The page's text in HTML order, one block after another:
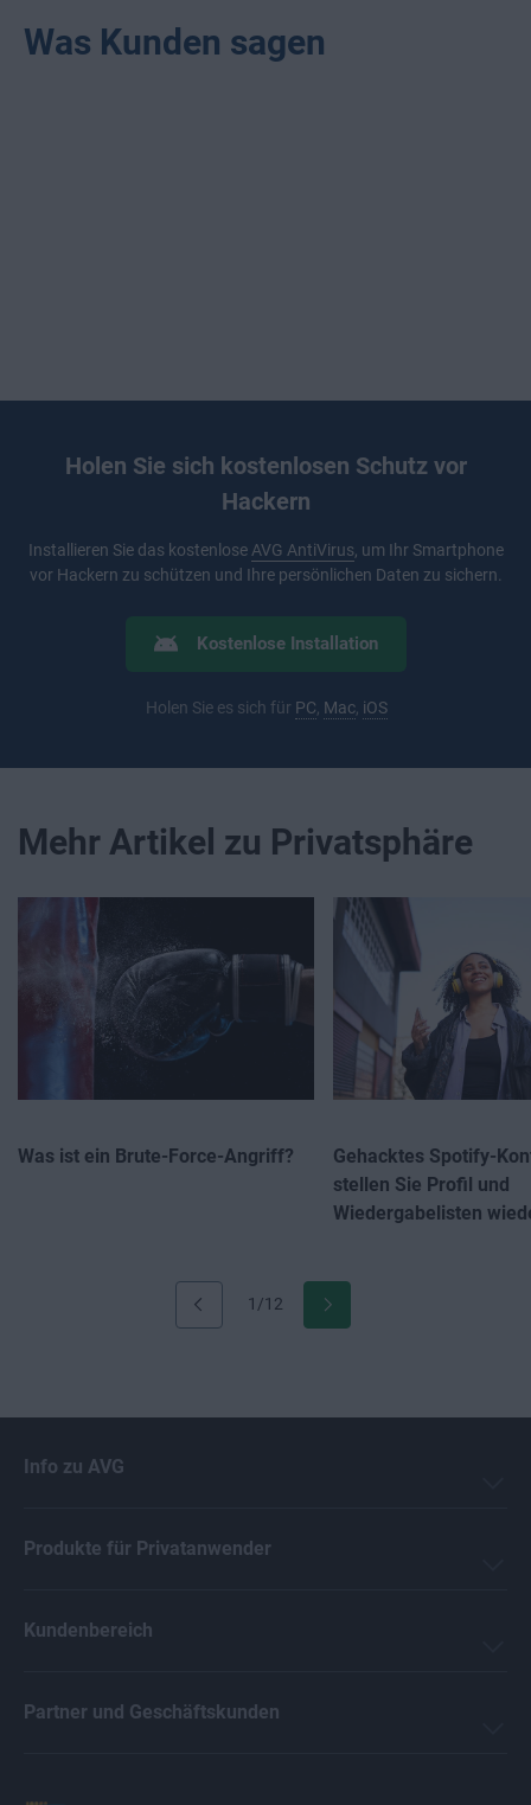
Was Kunden sagen
Holen Sie sich kostenlosen Schutz vor
Hackern
Installieren Sie das kostenloseAVG AntiVirus, um Ihr Smartphone
vor Hackern zu schützen und Ihre persönlichen Daten zu sichern.
Kostenlose Installation
Holen Sie es sich für PC, Mac, iOS
Mehr Artikel zu Privatsphäre
1/12
Was ist ein Brute-Force-Angriff?
Gehacktes Spotify-
stellen Sie Profil und
Wiedergabelisten
Info zu AVG
Produkte für Privatanwender
Kundenbereich
Partner und Geschäftskunden